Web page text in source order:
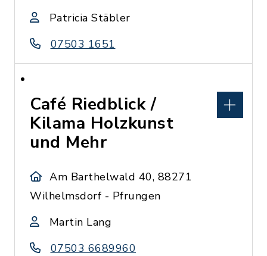
Patricia Stäbler
07503 1651
Café Riedblick /
Kilama Holzkunst
und Mehr
Am Barthelwald 40, 88271
Wilhelmsdorf - Pfrungen
Martin Lang
07503 6689960